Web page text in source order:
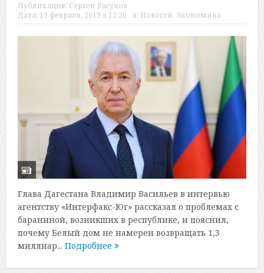
Публикация: Сергей Расулов
Дата: 19 февраля, 2019 в 12:20 в: Новости, Экономика
Глава Дагестана Владимир Васильев в интервью
агентству «Интерфакс-Юг» рассказал о проблемах с
бараниной, возникших в республике, и пояснил,
почему Белый дом не намерен возвращать 1,3
миллиар... Подробнее